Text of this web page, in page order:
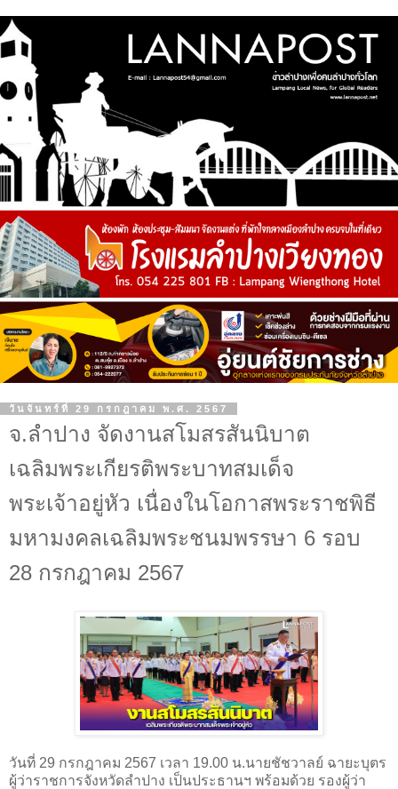
วันจันทร์ที่ 29 กรกฎาคม พ.ศ. 2567
จ.ลำปาง จัดงานสโมสรสันนิบาต
เฉลิมพระเกียรติพระบาทสมเด็จ
พระเจ้าอยู่หัว เนื่องในโอกาสพระราชพิธี
มหามงคลเฉลิมพระชนมพรรษา 6 รอบ
28 กรกฎาคม 2567
วันที่ 29 กรกฎาคม 2567 เวลา 19.00 น.นายชัชวาลย์ ฉายะบุตร
ผู้ว่าราชการจังหวัดลำปาง เป็นประธานฯ พร้อมด้วย รองผู้ว่า